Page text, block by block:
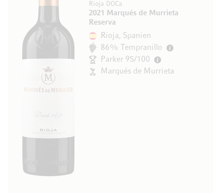
Rioja DOCa
2021 Marqués de Murrieta
Reserva
Rioja, Spanien
86% Tempranillo
Parker 95/100
Marqués de Murrieta